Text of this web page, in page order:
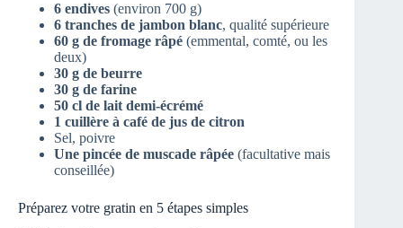
6 endives (environ 700 g)
6 tranches de jambon blanc, qualité supérieure
60 g de fromage râpé (emmental, comté, ou les
deux)
30 g de beurre
30 g de farine
50 cl de lait demi-écrémé
1 cuillère à café de jus de citron
Sel, poivre
Une pincée de muscade râpée (facultative mais
conseillée)
Préparez votre gratin en 5 étapes simples